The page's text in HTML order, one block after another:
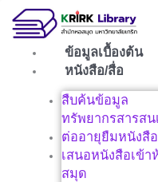
ข้อมูลเบื้องต้น
หนังสือ/สื่อ
สืบค้นข้อมูล
ทรัพยากรสารสน
ต่ออายุยืมหนังสือ
เสนอหนังสือเข้า
สมุด